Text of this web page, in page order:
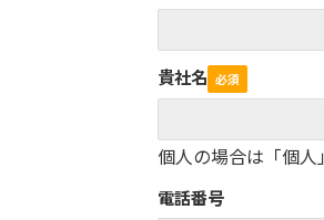
貴社名
個人の場合は「個
電話番号